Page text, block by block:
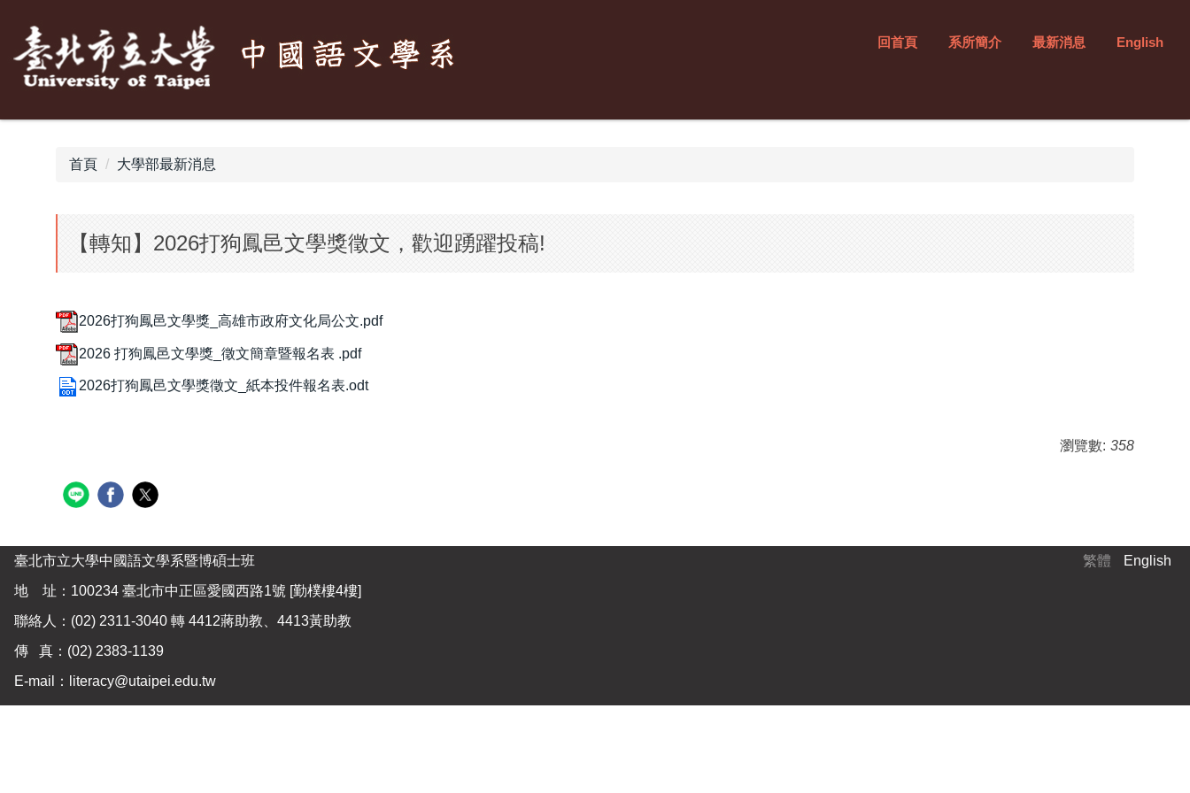
主
容
回首頁 系所簡介 最新消息 English
首頁 大學部最新消息
【轉知】2026打狗鳳邑文學獎徵文，歡迎踴躍投稿!
2026打狗鳳邑文學獎_高雄市政府文化局公文.pdf
2026 打狗鳳邑文學獎_徵文簡章暨報名表 .pdf
2026打狗鳳邑文學獎徵文_紙本投件報名表.odt
瀏覽數: 358
繁體 English
臺北市立大學中國語文學系暨博碩士班
地 址：100234 臺北市中正區愛國西路1號 [勤樸樓4樓]
聯絡人：(02) 2311-3040 轉 4412蔣助教、4413黃助教
傳 真： (02) 2383-1139
E-mail：
literacy@utaipei.edu.tw